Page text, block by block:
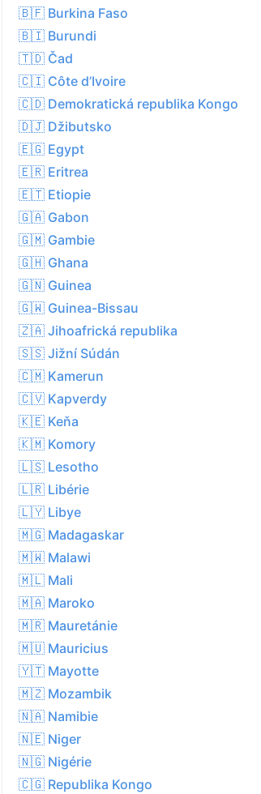
so 8. srp
26.6°C
17.5°C
10.4°C
51%
🇧🇫 Burkina Faso
🇧🇮 Burundi
🇹🇩 Čad
🇨🇮 Côte d’Ivoire
🇨🇩 Demokratická republika Kongo
🇩🇯 Džibutsko
🇪🇬 Egypt
🇪🇷 Eritrea
🇪🇹 Etiopie
🇬🇦 Gabon
🇬🇲 Gambie
🇬🇭 Ghana
🇬🇳 Guinea
🇬🇼 Guinea-Bissau
🇿🇦 Jihoafrická republika
🇸🇸 Jižní Súdán
🇨🇲 Kamerun
🇨🇻 Kapverdy
🇰🇪 Keňa
🇰🇲 Komory
🇱🇸 Lesotho
🇱🇷 Libérie
🇱🇾 Libye
🇲🇬 Madagaskar
🇲🇼 Malawi
🇲🇱 Mali
🇲🇦 Maroko
🇲🇷 Mauretánie
🇲🇺 Mauricius
🇾🇹 Mayotte
🇲🇿 Mozambik
🇳🇦 Namibie
🇳🇪 Niger
🇳🇬 Nigérie
🇨🇬 Republika Kongo